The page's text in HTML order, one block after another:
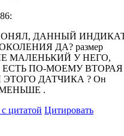
ДАННЫЙ
ДА? размер
МАЛЕНЬКИЙ У НЕГО,
ПО-МОЕМУ ВТОРАЯ
ЭТОГО ДАТЧИКА ? Он
.
цитатой Цитировать